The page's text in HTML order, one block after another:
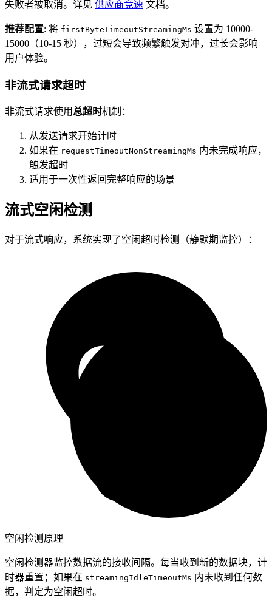
失败者被取消。详见 供应商竞速 文档。
推荐配置: 将 firstByteTimeoutStreamingMs 设置为 10000-
15000（10-15 秒），过短会导致频繁触发对冲，过长会影响
用户体验。
非流式请求超时
非流式请求使用 总超时机制：
从发送请求开始计时
如果在 requestTimeoutNonStreamingMs 内未完成响应，
触发超时
适用于一次性返回完整响应的场景
流式空闲检测
对于流式响应，系统实现了空闲超时检测（静默期监控）：
空闲检测原理
空闲检测器监控数据流的接收间隔。每当收到新的数据块，计
时器重置；如果在 streamingIdleTimeoutMs 内未收到任何数
据，判定为空闲超时。